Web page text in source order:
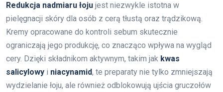
Redukcja nadmiaru łoju jest niezwykle istotna w
pielęgnacji skóry dla osób z cerą tłustą oraz trądzikową.
Kremy opracowane do kontroli sebum skutecznie
ograniczają jego produkcję, co znacząco wpływa na wygląd
cery. Dzięki składnikom aktywnym, takim jak kwas
salicylowy i niacynamid, te preparaty nie tylko zmniejszają
wydzielanie łoju, ale również odblokowują ujścia gruczołów